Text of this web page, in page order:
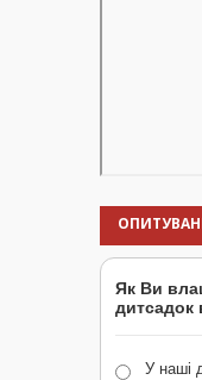
Як Ви
дитсадок
У наші